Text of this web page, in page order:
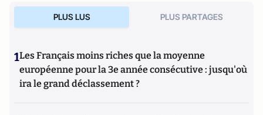
PLUS LUS PLUS PARTAGES
1Les Français moins riches que la moyenne
européenne pour la 3e année consécutive : jusqu'où
ira le grand déclassement ?